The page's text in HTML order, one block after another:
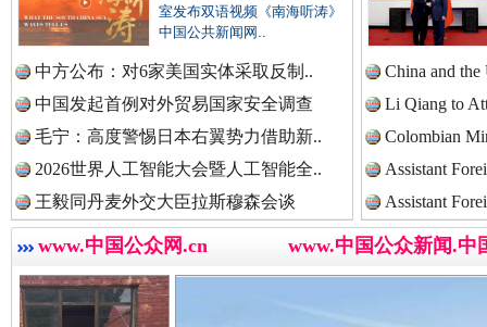
中国检察新闻网.
中国医药新闻网.
中国企业新闻网.
室发布双语视频《南海听涛》
中国公共新闻网..
中方公布：对6家美国实体采取反制..
中国发起首例对外贸易国家安全调查
毛宁：高度警惕日本右翼势力借助新..
2026世界人工智能大会暨人工智能全..
王毅同丹麦外交大臣拉斯穆森会谈
China and
Li Qiang to
Colombian
Assistant
Assistant
www.中国公众网.cn www.中国公众新闻.中